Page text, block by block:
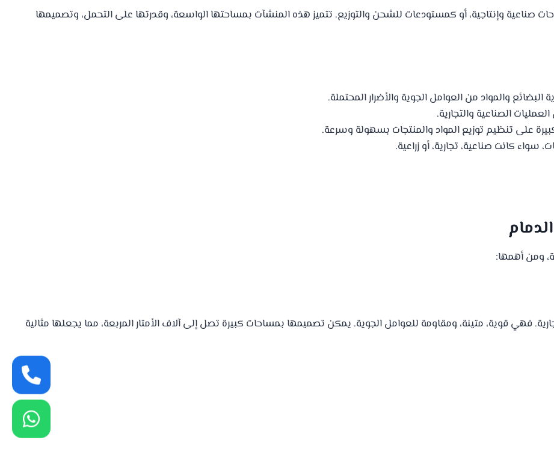
صناعية وإنتاجية، أو كمستودعات للشحن والتوزيع. تتميز هذه المنشآت بمساحتها الواسعة، وقدرتها على التحمل، وتصميمها
البضائع والمواد من العوامل الجوية والأضرار المحتملة.
الصناعية والتجارية.
على تنظيم توزيع المواد والمنتجات بسهولة وسرعة.
كانت صناعية، تجارية، أو زراعية.
ومن أهمها:
فهي قوية، متينة، ومقاومة للعوامل الجوية. يمكن تصميمها بمساحات كبيرة تصل إلى آلاف الأمتار المربعة، مما يجعلها مثالية